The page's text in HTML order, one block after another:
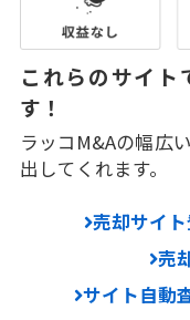
これらのサイト
す！
ラッコM&Aの幅広
出してくれます。
売却サイト
売
サイト自動